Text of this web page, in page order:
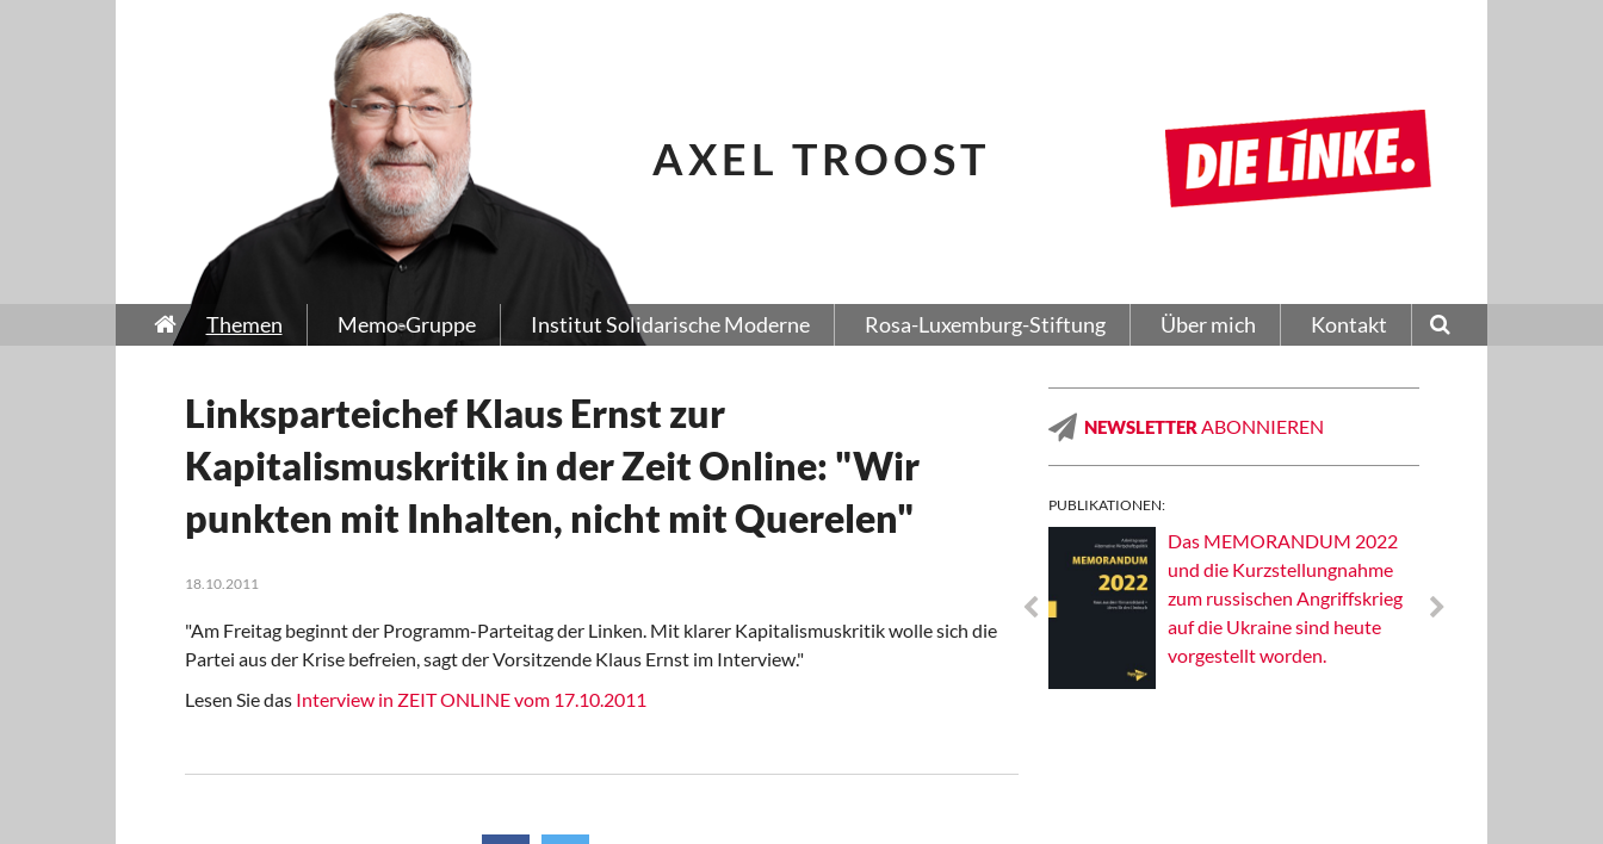
AXEL TROOST
Themen Memo-Gruppe Institut Solidarische Moderne Rosa-Luxemburg-Stiftung Über mich Kontakt
Linksparteichef Klaus Ernst zur
Kapitalismuskritik in der Zeit Online: "Wir
punkten mit Inhalten, nicht mit Querelen"
18.10.2011
"Am Freitag beginnt der Programm-Parteitag der Linken. Mit klarer Kapitalismuskritik wolle sich die
Partei aus der Krise befreien, sagt der Vorsitzende Klaus Ernst im Interview."
Lesen Sie das Interview in ZEIT ONLINE vom 17.10.2011
NEWSLETTER ABONNIEREN
PUBLIKATIONEN:
Solidarisches EUropa -
Das MEMORANDUM 2022
und die Kurzstellungnahme
zum russischen Angriffskrieg
auf die Ukraine sind heute
vorgestellt worden.